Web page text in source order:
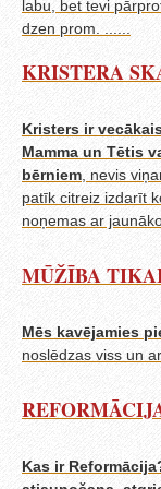
labu, bet tevi
dzen prom. ......
KRISTERA
Kristers ir
Mamma un Tētis
bērniem , nevis
patīk citreiz izdarīt
noņemas ar
MŪŽĪBA
Mēs kavējamies
noslēdzas viss un
Kas ir